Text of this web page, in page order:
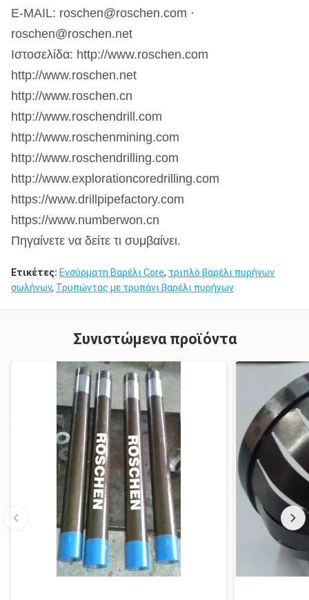
E-MAIL: roschen@roschen.com ·
roschen@roschen.net
Ιστοσελίδα: http://www.roschen.com
http://www.roschen.net
http://www.roschen.cn
http://www.roschendrill.com
http://www.roschenmining.com
http://www.roschendrilling.com
http://www.explorationcoredrilling.com
https://www.drillpipefactory.com
https://www.numberwon.cn
Πηγαίνετε να δείτε τι συμβαίνει.
Ετικέτες: Ενσύρματη Βαρέλι Core, τριπλό βαρέλι πυρήνων
σωλήνων, Τρυπώντας με τρυπάνι βαρέλι πυρήνων
Συνιστώμενα προϊόντα